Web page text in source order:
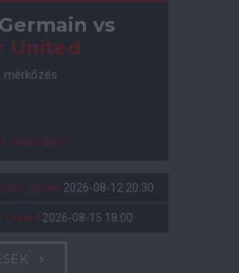
vs
United
mérkőzés
másodperc
United 2026-08-12 20:30
United 2026-08-15 18:00